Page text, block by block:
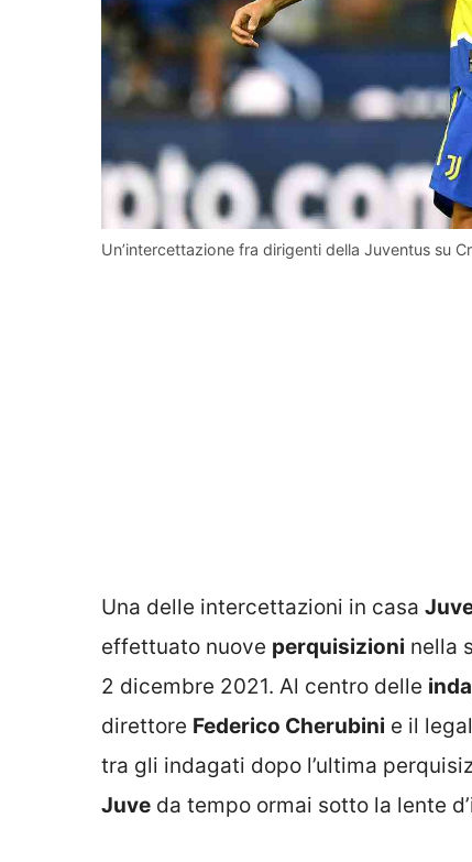
Un’intercettazione fra dirigenti della Juventus su
Una delle intercettazioni in casa
effettuato nuove perquisizioni nella
2 dicembre 2021. Al centro delle
direttore Federico Cherubini e il
tra gli indagati dopo l’ultima
Juve da tempo ormai sotto la lente